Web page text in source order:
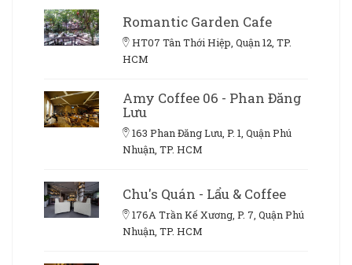
Romantic Garden Cafe
HT07 Tân Thới Hiệp, Quận 12, TP.
HCM
Amy Coffee 06 - Phan Đăng
Lưu
163 Phan Đăng Lưu, P. 1, Quận Phú
Nhuận, TP. HCM
Chu's Quán - Lẩu & Coffee
176A Trần Kế Xương, P. 7, Quận Phú
Nhuận, TP. HCM